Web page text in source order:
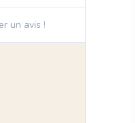
un avis !